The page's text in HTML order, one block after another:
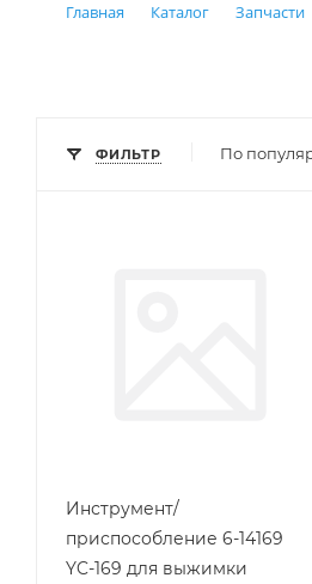
Главная Каталог Запчасти
ФИЛЬТР По
Инструмент/
приспособление 6-14169
YC-169 для выжимки